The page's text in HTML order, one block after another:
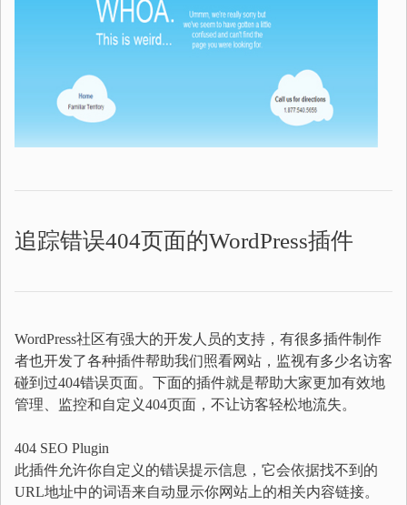
追踪错误404页面的WordPress插件
WordPress社区有强大的开发人员的支持，有很多插件制作
者也开发了各种插件帮助我们照看网站，监视有多少名访客
碰到过404错误页面。下面的插件就是帮助大家更加有效地
管理、监控和自定义404页面，不让访客轻松地流失。
404 SEO Plugin
此插件允许你自定义的错误提示信息，它会依据找不到的
URL地址中的词语来自动显示你网站上的相关内容链接。